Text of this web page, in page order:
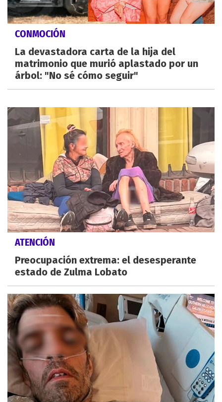
CONMOCIÓN
La devastadora carta de la hija del
matrimonio que murió aplastado por un
árbol: "No sé cómo seguir"
ATENCIÓN
Preocupación extrema: el desesperante
estado de Zulma Lobato